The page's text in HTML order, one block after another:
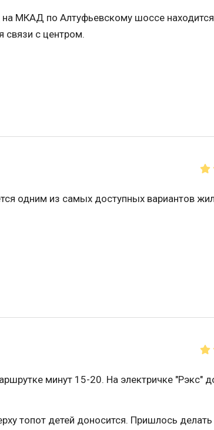
МКАД по Алтуфьевскому шоссе находится
связи с центром.
одним из самых доступных вариантов
минут 15-20. На электричке "Рэкс"
топот детей доносится. Пришлось